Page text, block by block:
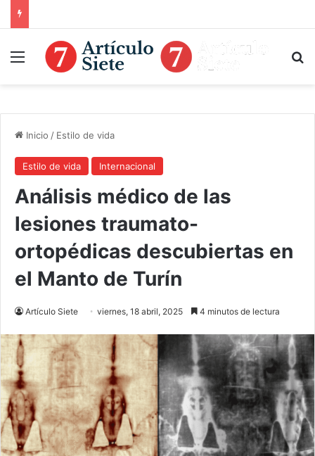
Menú
Inicio / Estilo de vida
Estilo de vida Internacional
Análisis médico de las
lesiones traumato-
ortopédicas descubiertas en
el Manto de Turín
Artículo Siete viernes, 18 abril, 2025 4 minutos de lectura